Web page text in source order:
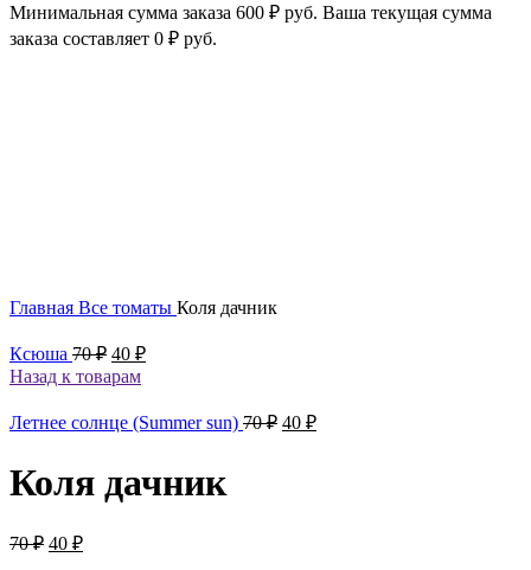
Минимальная сумма заказа 600 ₽ руб. Ваша текущая сумма
заказа составляет 0 ₽ руб.
Главная Все томаты Коля дачник
Ксюша 70₽ Первоначальная
цена
составляла
70 ₽.
40 ₽Текущая
Назад к товарам
Летнее солнце (Summer sun) 70₽ Первоначальная
40 ₽Текущая
Коля дачник
70₽ Первоначальная
40 ₽Текущая